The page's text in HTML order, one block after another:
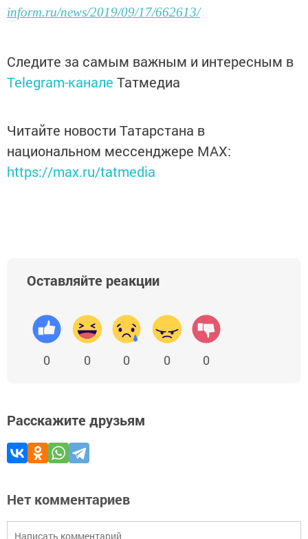
inform.ru/news/2019/09/17/662613/
Следите за самым важным и интересным в
Telegram-канале Татмедиа
Читайте новости Татарстана в
национальном мессенджере MАХ:
https://max.ru/tatmedia
Оставляйте реакции
0 0 0 0 0
Расскажите друзьям
Нет комментариев